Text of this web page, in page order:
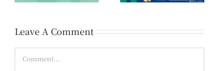
Leave A Comment